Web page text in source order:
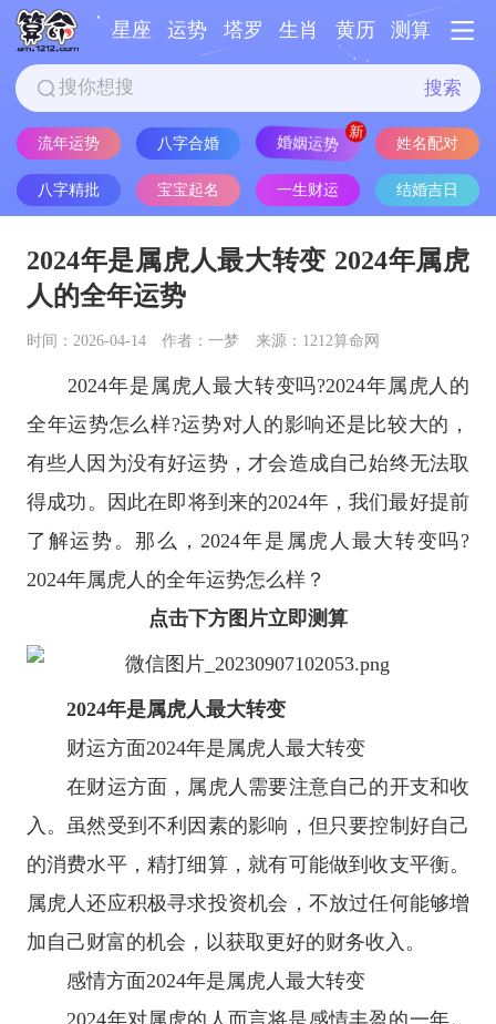
星座 运势 塔罗 生肖 黄历 测算
搜索
流年运势 八字合婚 婚姻运势 姓名配对
八字精批 宝宝起名 一生财运 结婚吉日
2024年是属虎人最大转变 2024年属虎
人的全年运势
时间：2026-04-14 作者：一梦 来源：1212算命网
2024年是属虎人最大转变吗?2024年属虎人的
全年运势怎么样?运势对人的影响还是比较大的，
有些人因为没有好运势，才会造成自己始终无法取
得成功。因此在即将到来的2024年，我们最好提前
了解运势。那么，2024年是属虎人最大转变吗?
2024年属虎人的全年运势怎么样？
点击下方图片立即测算
2024年是属虎人最大转变
财运方面2024年是属虎人最大转变
在财运方面，属虎人需要注意自己的开支和收
入。虽然受到不利因素的影响，但只要控制好自己
的消费水平，精打细算，就有可能做到收支平衡。
属虎人还应积极寻求投资机会，不放过任何能够增
加自己财富的机会，以获取更好的财务收入。
感情方面2024年是属虎人最大转变